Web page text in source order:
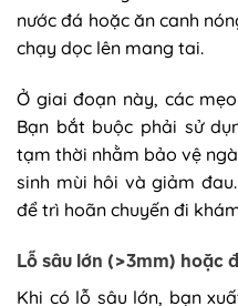
nước đá hoặc ăn canh
chạy dọc lên mang tai.
Ở giai đoạn này, các
Bạn bắt buộc phải sử
tạm thời nhằm bảo vệ
sinh mùi hôi và giảm
để trì hoãn chuyến đi
Lỗ sâu lớn (>3mm) hoặc
Khi có lỗ sâu lớn, bạn